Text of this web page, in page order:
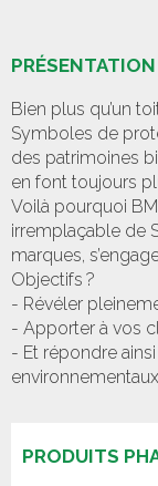
Bien plus qu’un
Symboles de
des patrimoines
en font toujours
Voilà pourquoi
irremplaçable de
marques,
Objectifs ?
- Révéler
- Apporter à vos
- Et répondre
PRODUITS